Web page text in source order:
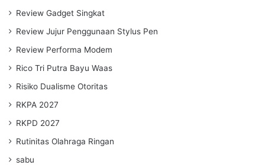
Review Gadget Singkat
Review Jujur Penggunaan Stylus Pen
Review Performa Modem
Rico Tri Putra Bayu Waas
Risiko Dualisme Otoritas
RKPA 2027
RKPD 2027
Rutinitas Olahraga Ringan
sabu